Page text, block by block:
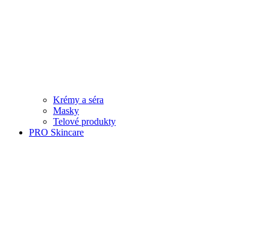
Krémy a séra
Masky
Telové produkty
PRO Skincare